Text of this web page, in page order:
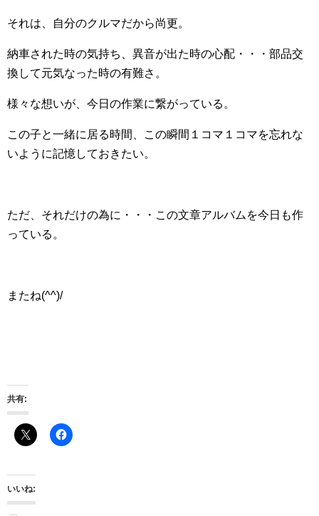
それは、自分のクルマだから尚更。
納車された時の気持ち、異音が出た時の心配・・・部品交
換して元気なった時の有難さ。
様々な想いが、今日の作業に繋がっている。
この子と一緒に居る時間、この瞬間１コマ１コマを忘れな
いように記憶しておきたい。
ただ、それだけの為に・・・この文章アルバムを今日も作
っている。
またね(^^)/
共有:
いいね: